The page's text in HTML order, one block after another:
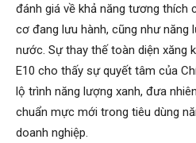
đánh giá về khả năng tương thích
cơ đang lưu hành, cũng như năng
nước. Sự thay thế toàn diện xăng
E10 cho thấy sự quyết tâm của
lộ trình năng lượng xanh, đưa
chuẩn mực mới trong tiêu dùng
doanh nghiệp.